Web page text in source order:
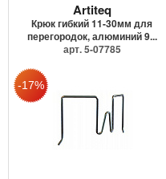
Artiteq
Крюк гибкий 11-30мм для
перегородок, алюминий 9...
арт. 5-07785